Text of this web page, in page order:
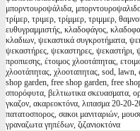
μπορντουροψάλιδα,
τρίμερ, τριμερ, τρίμμερ, τριμμερ,
ευθυγραμμιστής, κλαδοφάγος,
κλαδιων, ψεκαστικά συγκροτήματα,
ψεκαστήρες, ψεκαστηρες, ψεκαστήρι,
προπιεσης, έτοιμος χλοοτάπητας,
χλοοτάπητας, χλοοταπητας, sod,
shop garden, free shop garden, free
σπορόφυτα, βελτιωτικα σκευασματα,
γκαζον, ακαρεοκτόνα, λιπασμα 20-20-
πατατοσπορος, σακοι μανιταριών,
γραναζωτα γηπέδων, ζιζανιοκτόνα